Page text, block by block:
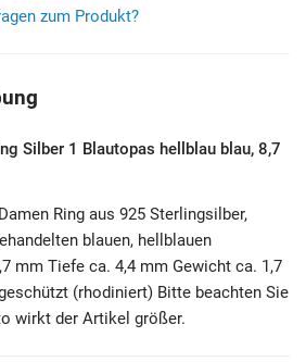
zum Produkt?
Silber 1 Blautopas hellblau blau, 8,7
Ring aus 925 Sterlingsilber,
blauen, hellblauen
mm Tiefe ca. 4,4 mm Gewicht ca. 1,7
(rhodiniert) Bitte beachten Sie
wirkt der Artikel größer.